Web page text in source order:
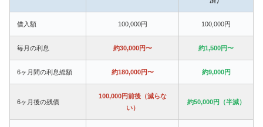
借入額 100,000円 100,000円
毎月の利息 約30,000円〜 約1,500円〜
6ヶ月間の利息総額 約180,000円〜 約9,000円
6ヶ月後の残債
100,000円前後（減らな
い）
約50,000円（半減）